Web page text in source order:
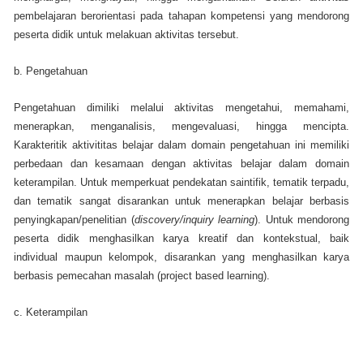
pembelajaran berorientasi pada tahapan kompetensi yang mendorong
peserta didik untuk melakuan aktivitas tersebut.
b. Pengetahuan
Pengetahuan dimiliki melalui aktivitas mengetahui, memahami,
menerapkan, menganalisis, mengevaluasi, hingga mencipta.
Karakteritik aktivititas belajar dalam domain pengetahuan ini memiliki
perbedaan dan kesamaan dengan aktivitas belajar dalam domain
keterampilan. Untuk memperkuat pendekatan saintifik, tematik terpadu,
dan tematik sangat disarankan untuk menerapkan belajar berbasis
penyingkapan/penelitian (discovery/inquiry learning). Untuk mendorong
peserta didik menghasilkan karya kreatif dan kontekstual, baik
individual maupun kelompok, disarankan yang menghasilkan karya
berbasis pemecahan masalah (project based learning).
c. Keterampilan